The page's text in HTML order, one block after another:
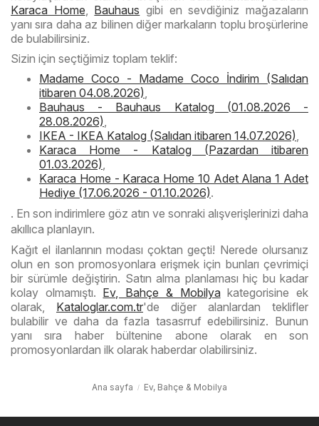
Karaca Home
Bauhaus gibi en sevdiğiniz mağazaların
yanı sıra daha az bilinen diğer markaların toplu broşürlerine
de bulabilirsiniz.
Sizin için seçtiğimiz toplam teklif:
Madame Coco - Madame Coco İndirim (Salıdan
itibaren 04.08.2026)
Bauhaus - Bauhaus Katalog (01.08.2026 -
28.08.2026)
IKEA - IKEA Katalog (Salıdan itibaren 14.07.2026)
Karaca Home - Katalog (Pazardan itibaren
01.03.2026)
Karaca Home - Karaca Home 10 Adet Alana 1 Adet
Hediye (17.06.2026 - 01.10.2026).
. En son indirimlere göz atın ve sonraki alışverişlerinizi daha
akıllıca planlayın.
Kağıt el ilanlarının modası çoktan geçti! Nerede olursanız
olun en son promosyonlara erişmek için bunları çevrimiçi
bir sürümle değiştirin. Satın alma planlaması hiç bu kadar
kolay olmamıştı. Ev, Bahçe & Mobilyakategorisine ek
olarak, Kataloglar.com.tr'de diğer alanlardan teklifler
bulabilir ve daha da fazla tasasrruf edebilirsiniz. Bunun
yanı sıra haber bültenine abone olarak en son
promosyonlardan ilk olarak haberdar olabilirsiniz.
Ana sayfa Ev, Bahçe & Mobilya